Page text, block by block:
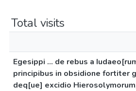
Total visits
Egesippi ... de rebus a
principibus in obsidione fortiter
deq[ue] excidio